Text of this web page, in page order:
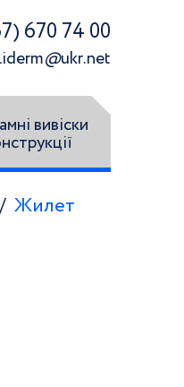
670 74 00
@ukr.net
вивіски
Жилет